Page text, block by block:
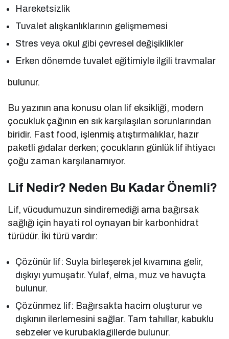
Hareketsizlik
Tuvalet alışkanlıklarının gelişmemesi
Stres veya okul gibi çevresel değişiklikler
Erken dönemde tuvalet eğitimiyle ilgili travmalar
bulunur.
Bu yazının ana konusu olan lif eksikliği, modern
çocukluk çağının en sık karşılaşılan sorunlarından
biridir. Fast food, işlenmiş atıştırmalıklar, hazır
paketli gıdalar derken; çocukların günlük lif ihtiyacı
çoğu zaman karşılanamıyor.
Lif Nedir? Neden Bu Kadar Önemli?
Lif, vücudumuzun sindiremediği ama bağırsak
sağlığı için hayati rol oynayan bir karbonhidrat
türüdür. İki türü vardır:
Çözünür lif: Suyla birleşerek jel kıvamına gelir,
dışkıyı yumuşatır. Yulaf, elma, muz ve havuçta
bulunur.
Çözünmez lif: Bağırsakta hacim oluşturur ve
dışkının ilerlemesini sağlar. Tam tahıllar, kabuklu
sebzeler ve kurubaklagillerde bulunur.